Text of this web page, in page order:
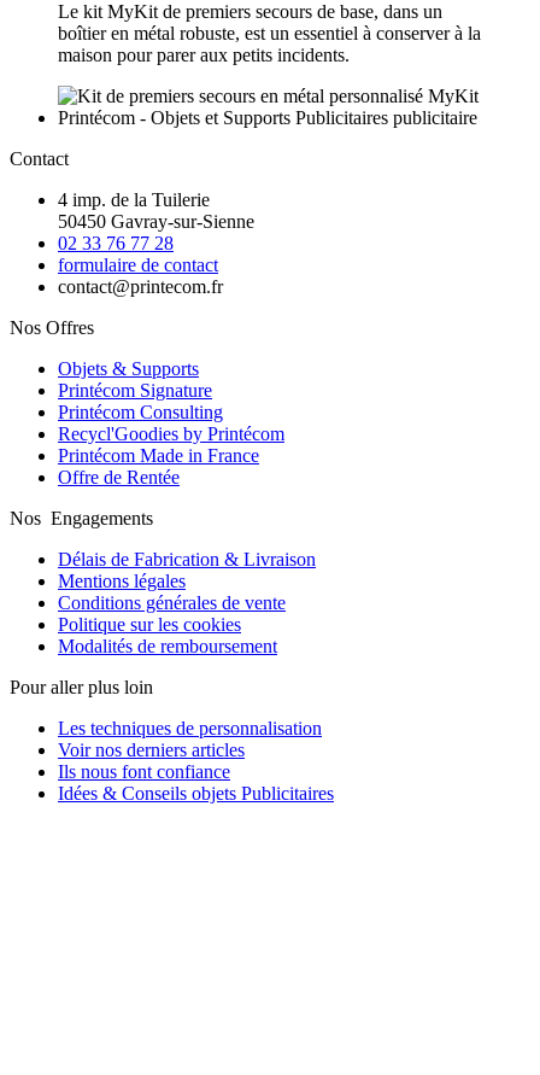
Le kit MyKit de premiers secours de base, dans un
boîtier en métal robuste, est un essentiel à conserver à la
maison pour parer aux petits incidents.
Contact
4 imp. de la Tuilerie
50450 Gavray-sur-Sienne
02 33 76 77 28
formulaire de contact
contact@printecom.fr
Nos Offres
Objets & Supports
Printécom Signature
Printécom Consulting
Recycl'Goodies by Printécom
Printécom Made in France
Offre de Rentée
Nos Engagements
Délais de Fabrication & Livraison
Mentions légales
Conditions générales de vente
Politique sur les cookies
Modalités de remboursement
Pour aller plus loin
Les techniques de personnalisation
Voir nos derniers articles
Ils nous font confiance
Idées & Conseils objets Publicitaires